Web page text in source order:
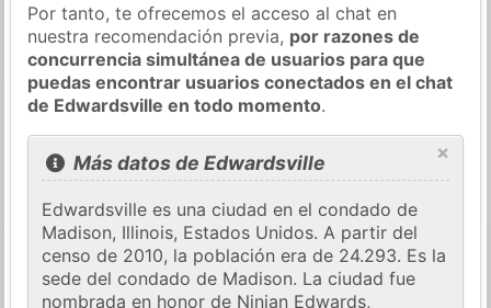
Por tanto, te ofrecemos el acceso al chat en
nuestra recomendación previa, por razones de
concurrencia simultánea de usuarios para que
puedas encontrar usuarios conectados en el chat
de Edwardsville en todo momento.
×
Más datos de Edwardsville
Edwardsville es una ciudad en el condado de
Madison, Illinois, Estados Unidos. A partir del
censo de 2010, la población era de 24.293. Es la
sede del condado de Madison. La ciudad fue
nombrada en honor de Ninian Edwards,